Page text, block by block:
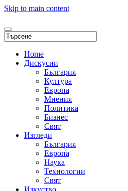
Skip to main content
Home
Дискусии
България
Култура
Европа
Мнения
Политика
Бизнес
Свят
Изгледи
България
Европа
Наука
Технологии
Свят
Изкуство